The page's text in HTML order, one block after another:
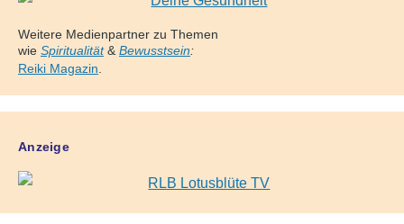
Weitere Medienpartner zu Themen
wie Spiritualität& Bewusstsein:
Reiki Magazin.
Anzeige